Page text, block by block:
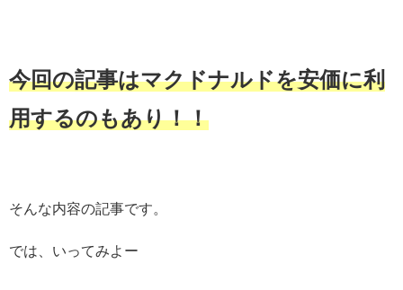
今回の記事はマクドナルドを安価に利
用するのもあり！！
そんな内容の記事です。
では、いってみよー